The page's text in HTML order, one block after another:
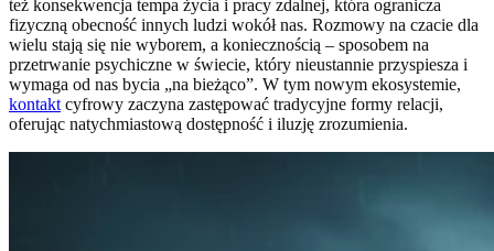
też konsekwencja tempa życia i pracy zdalnej, która ogranicza
fizyczną obecność innych ludzi wokół nas. Rozmowy na czacie dla
wielu stają się nie wyborem, a koniecznością – sposobem na
przetrwanie psychiczne w świecie, który nieustannie przyspiesza i
wymaga od nas bycia „na bieżąco”. W tym nowym ekosystemie,
kontakt cyfrowy zaczyna zastępować tradycyjne formy relacji,
oferując natychmiastową dostępność i iluzję zrozumienia.